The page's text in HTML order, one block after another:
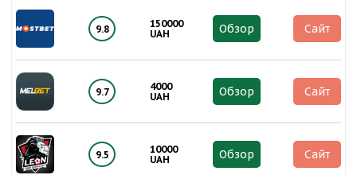
9.8
150000
UAH
Обзор Сайт
9.7
4000
UAH
Обзор Сайт
9.5
10000
UAH
Обзор Сайт